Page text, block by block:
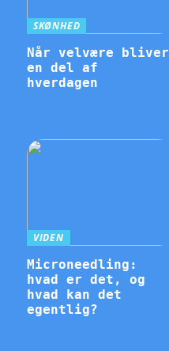
SKØNHED
Når velvære bliver
en del af
hverdagen
VIDEN
Microneedling:
hvad er det, og
hvad kan det
egentlig?